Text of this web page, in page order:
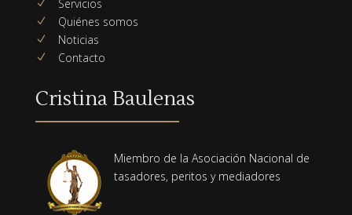
N Servicios
N Quiénes somos
N Noticias
N Contacto
Cristina Baulenas
Miembro de la Asociación Nacional de
tasadores, peritos y mediadores